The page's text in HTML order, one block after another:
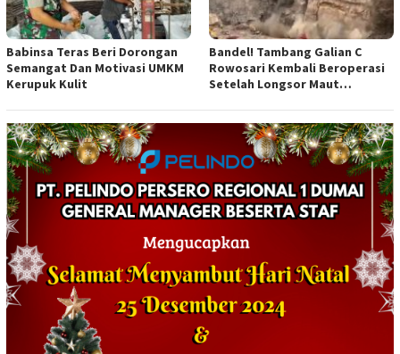
Babinsa Teras Beri Dorongan
Semangat Dan Motivasi UMKM
Kerupuk Kulit
Bandel! Tambang Galian C
Rowosari Kembali Beroperasi
Setelah Longsor Maut